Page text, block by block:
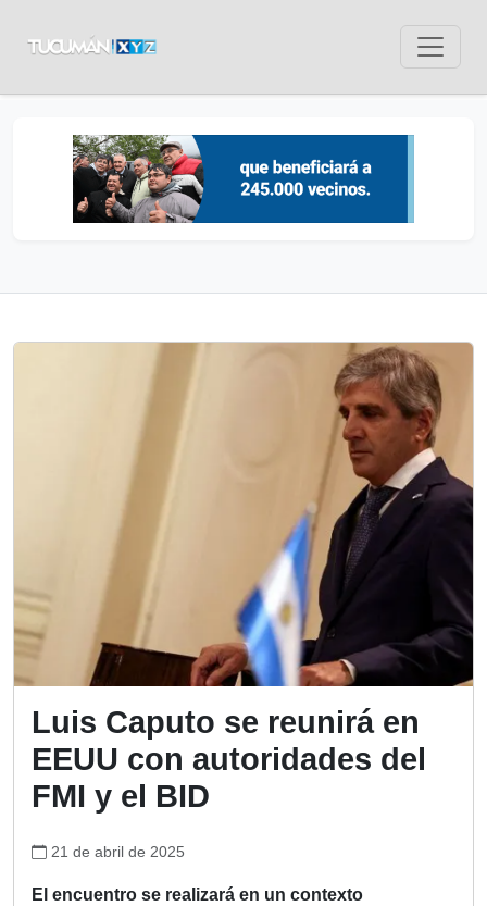
Luis Caputo se reunirá en
EEUU con autoridades del
FMI y el BID
21 de abril de 2025
El encuentro se realizará en un contexto